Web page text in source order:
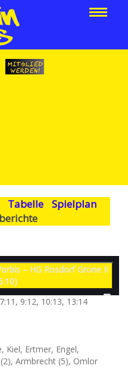
Tabelle
Spielplan
– HG Rosdorf Grone II
9:12, 10:13, 13:14
Kiel, Ertmer, Engel,
Armbrecht (5), Omlor